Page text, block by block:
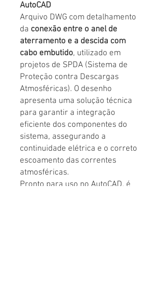
AutoCAD
Arquivo DWG com detalhamento
da conexão entre o anel de
aterramento e a descida com
cabo embutido, utilizado em
projetos de SPDA (Sistema de
Proteção contra Descargas
Atmosféricas). O desenho
apresenta uma solução técnica
para garantir a integração
eficiente dos componentes do
sistema, assegurando a
continuidade elétrica e o correto
escoamento das correntes
atmosféricas.
Pronto para uso no AutoCAD, é